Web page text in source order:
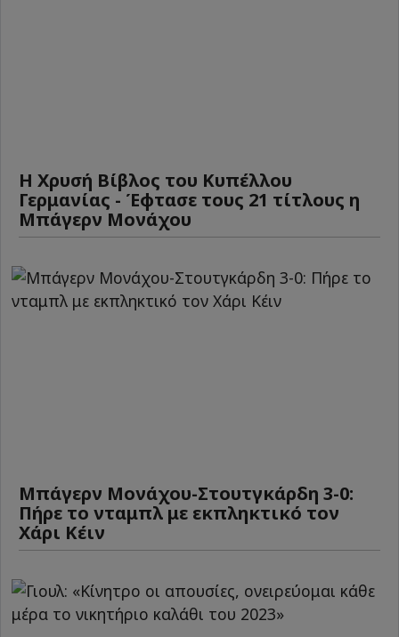
Η Χρυσή Βίβλος του Κυπέλλου
Γερμανίας - Έφτασε τους 21 τίτλους η
Μπάγερν Μονάχου
Μπάγερν Μονάχου-Στουτγκάρδη 3-0:
Πήρε το νταμπλ με εκπληκτικό τον
Χάρι Κέιν